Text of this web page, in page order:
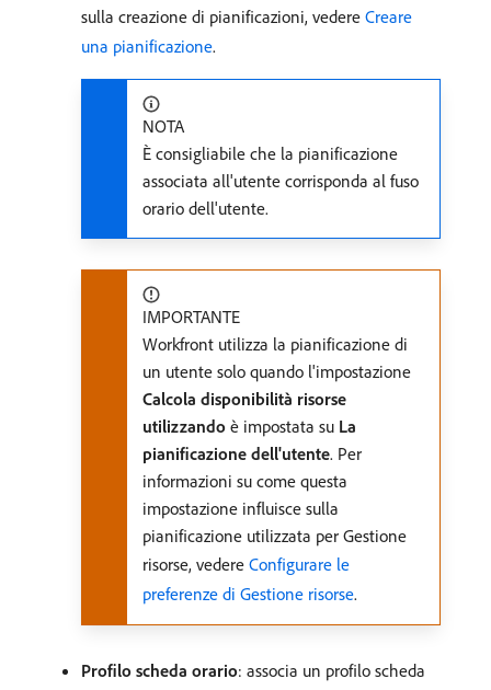
sulla creazione di pianificazioni, vedere Creare
una pianificazione.
NOTA
È consigliabile che la pianificazione
associata all'utente corrisponda al fuso
orario dell'utente.
IMPORTANTE
Workfront utilizza la pianificazione di
un utente solo quando l'impostazione
Calcola disponibilità risorse
utilizzando è impostata su La
pianificazione dell'utente. Per
informazioni su come questa
impostazione influisce sulla
pianificazione utilizzata per Gestione
risorse, vedere Configurare le
preferenze di Gestione risorse.
Profilo scheda orario: associa un profilo scheda